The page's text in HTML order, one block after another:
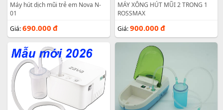
Máy hút dịch mũi trẻ em Nova N-
01
Giá:690.000 đ
MÁY XÔNG HÚT MŨI 2 TRONG 1
ROSSMAX
Giá:900.000 đ